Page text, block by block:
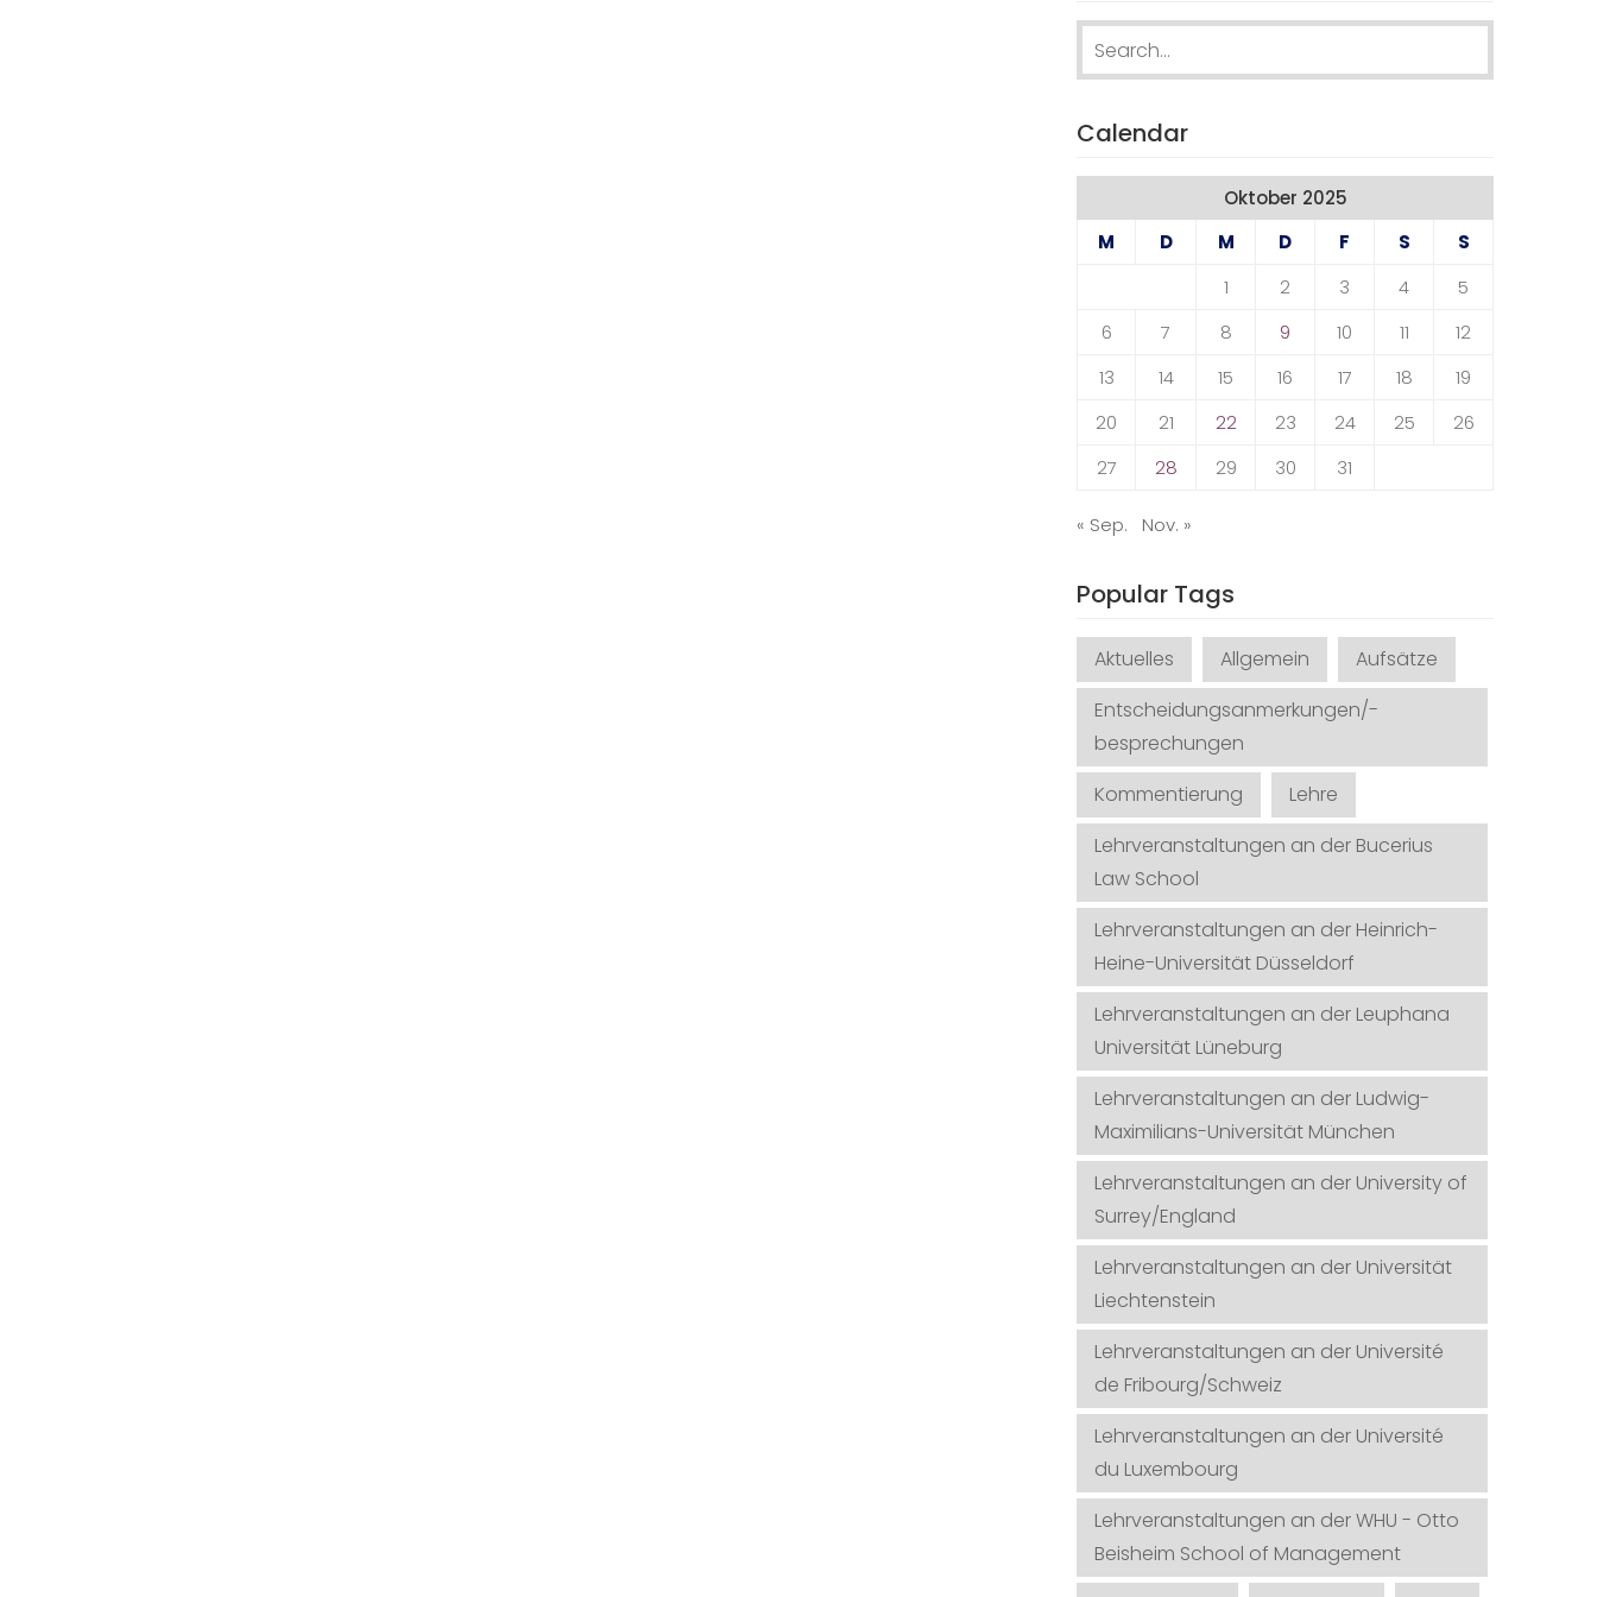
Calendar
Oktober 2025
M
D M D F S
S
1
2 3 4
5
6
7 8 9 10 11
12
13
14 15 16 17 18
19
20
21 22 23 24 25
26
27
28 29 30 31
« Sep. Nov. »
Popular Tags
Aktuelles Allgemein
Aufsätze
Entscheidungsanmerkungen/-
besprechungen
Kommentierung
Lehre
Lehrveranstaltungen an der Bucerius
Law School
Lehrveranstaltungen an der Heinrich-
Heine-Universität Düsseldorf
Lehrveranstaltungen an der Leuphana
Universität Lüneburg
Lehrveranstaltungen an der Ludwig-
Maximilians-Universität München
Lehrveranstaltungen an der University of
Surrey/England
Lehrveranstaltungen an der Universität
Liechtenstein
Lehrveranstaltungen an der Université
de Fribourg/Schweiz
Lehrveranstaltungen an der Université
du Luxembourg
Lehrveranstaltungen an der WHU - Otto
Beisheim School of Management